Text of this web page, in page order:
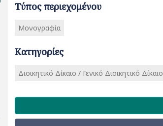
Τύπος περιεχομένου
Μονογραφία
Κατηγορίες
Διοικητικό Δίκαιο / Γενικό Διοικητικό Δίκαιο